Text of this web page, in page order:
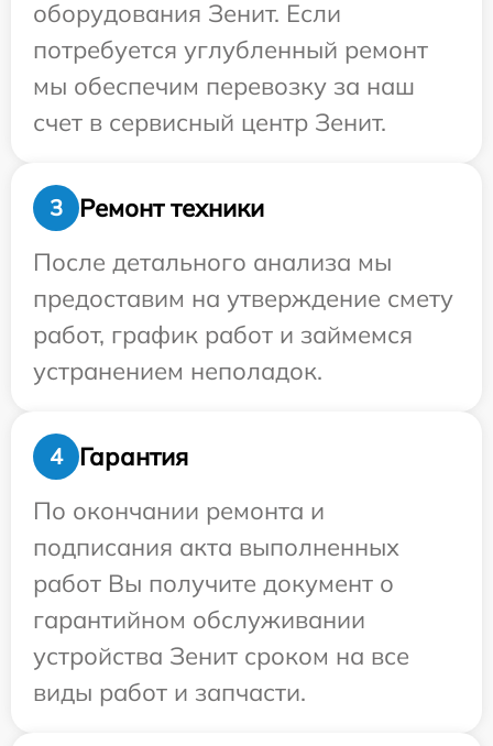
оборудования Зенит. Если
потребуется углубленный ремонт
мы обеспечим перевозку за наш
счет в сервисный центр Зенит.
3
Ремонт техники
После детального анализа мы
предоставим на утверждение смету
работ, график работ и займемся
устранением неполадок.
4
Гарантия
По окончании ремонта и
подписания акта выполненных
работ Вы получите документ о
гарантийном обслуживании
устройства Зенит сроком на все
виды работ и запчасти.